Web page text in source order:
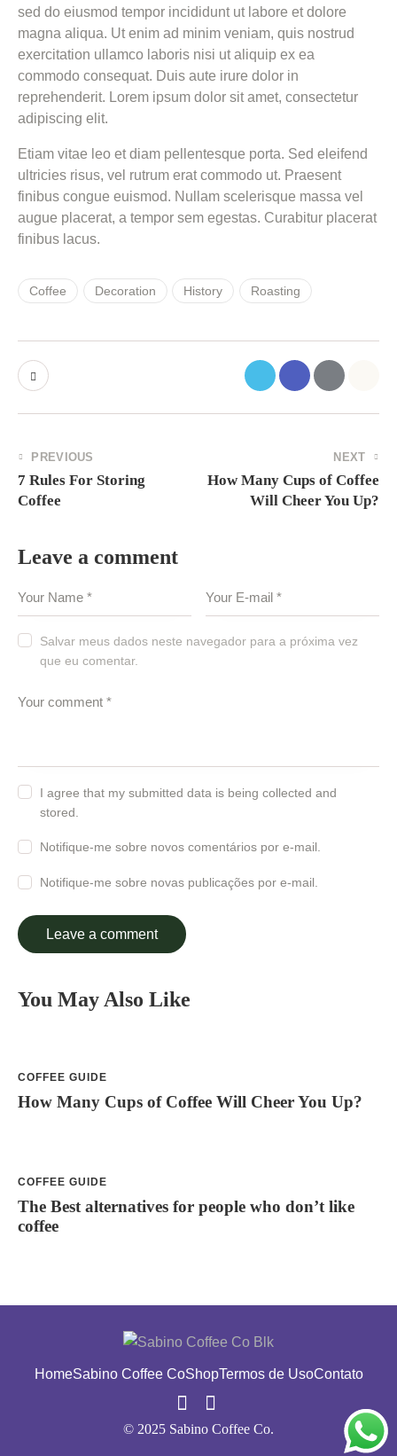
sed do eiusmod tempor incididunt ut labore et dolore
magna aliqua. Ut enim ad minim veniam, quis nostrud
exercitation ullamco laboris nisi ut aliquip ex ea
commodo consequat. Duis aute irure dolor in
reprehenderit. Lorem ipsum dolor sit amet, consectetur
adipiscing elit.
Etiam vitae leo et diam pellentesque porta. Sed eleifend
ultricies risus, vel rutrum erat commodo ut. Praesent
finibus congue euismod. Nullam scelerisque massa vel
augue placerat, a tempor sem egestas. Curabitur placerat
finibus lacus.
Coffee Decoration History Roasting
PREVIOUS
7 Rules For Storing
Coffee
NEXT
How Many Cups of Coffee
Will Cheer You Up?
Leave a comment
Salvar meus dados neste navegador para a próxima vez
que eu comentar.
I agree that my submitted data is being collected and
stored.
Notifique-me sobre novos comentários por e-mail.
Notifique-me sobre novas publicações por e-mail.
You May Also Like
COFFEE GUIDE
How Many Cups of Coffee Will Cheer You Up?
COFFEE GUIDE
The Best alternatives for people who don’t like
coffee
HomeSabino Coffee CoShopTermos de UsoContato
© 2025 Sabino Coffee Co.